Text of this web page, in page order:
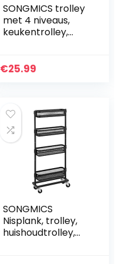
SONGMICS trolley
met 4 niveaus,
keukentrolley,
keukenplank,
€25.99
SONGMICS
Nisplank, trolley,
huishoudtrolley,